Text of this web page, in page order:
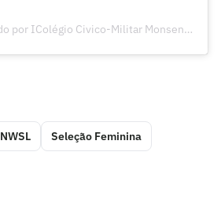
Um post compartilhado por IColégio Civico-Militar Monsenhor Eduardo (@monsenhoreduardo2)
NWSL Seleção Feminina